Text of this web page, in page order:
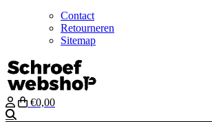
Contact
Retourneren
Sitemap
€0,00